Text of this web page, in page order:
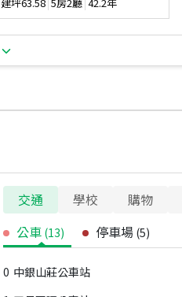
交通 學校 購物
公車 (13) 停車場 (5)
0 中銀山莊公車站